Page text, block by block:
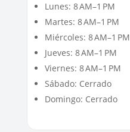
Lunes: 8 AM–1 PM
Martes: 8 AM–1 PM
Miércoles: 8 AM–1 PM
Jueves: 8 AM–1 PM
Viernes: 8 AM–1 PM
Sábado: Cerrado
Domingo: Cerrado